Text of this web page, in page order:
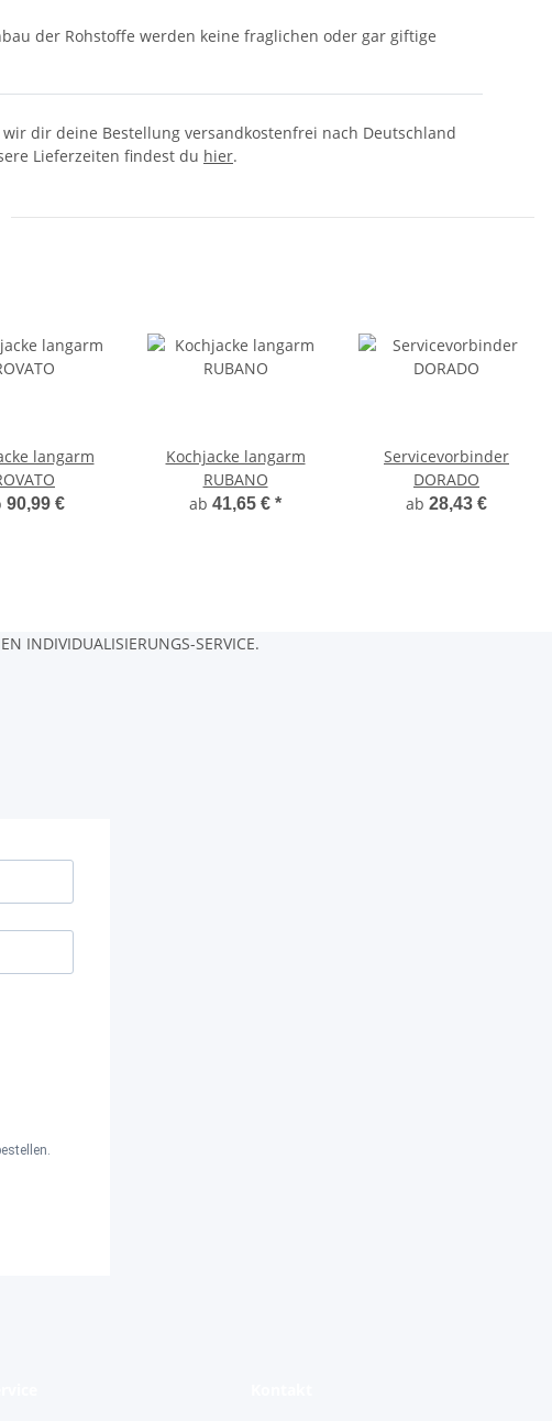
der Rohstoffe werden keine fraglichen oder gar giftige
dir deine Bestellung versandkostenfrei nach Deutschland
Lieferzeiten findest du hier.
langarm
90,99 €
Kochjacke langarm
RUBANO
ab 41,65 € *
Servicevorbinder
DORADO
ab 28,43 €
INDIVIDUALISIERUNGS-SERVICE.